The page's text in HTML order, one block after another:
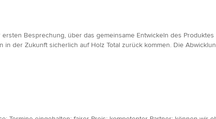
Besprechung, über das gemeinsame Entwickeln des
der Zukunft sicherlich auf Holz Total zurück kommen. Die